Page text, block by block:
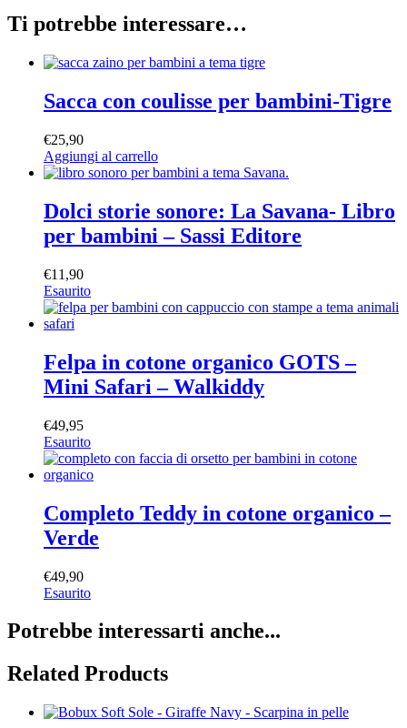
Ti potrebbe interessare…
Sacca con coulisse per bambini-Tigre
€25,90
Aggiungi al carrello
Dolci storie sonore: La Savana- Libro
per bambini – Sassi Editore
€11,90
Esaurito
Felpa in cotone organico GOTS –
Mini Safari – Walkiddy
€49,95
Esaurito
Completo Teddy in cotone organico –
Verde
€49,90
Esaurito
Potrebbe interessarti anche...
Related Products